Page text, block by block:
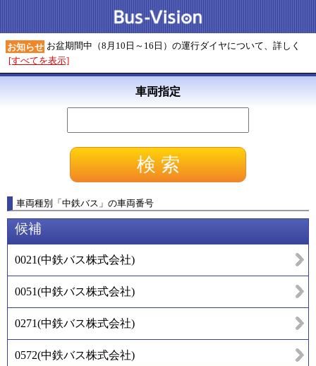
お知らせ お盆期間中（8月10日～16日）の運行ダイヤについて、詳しく
[すべてを表示]
車両指定
車両種別 「中鉄バス 」 の車両番号
候補
0021(中鉄バス株式会社)
0051(中鉄バス株式会社)
0271(中鉄バス株式会社)
0572(中鉄バス株式会社)